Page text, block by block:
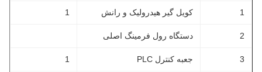
1 کویل گیر هیدرولیک و رانش 1
2 دستگاه رول فرمینگ اصلی
3 جعبه کنترل PLC 1